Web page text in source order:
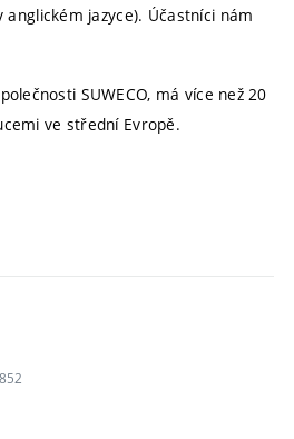
jazyce). Účastníci nám
SUWECO, má více než 20
ve střední Evropě.